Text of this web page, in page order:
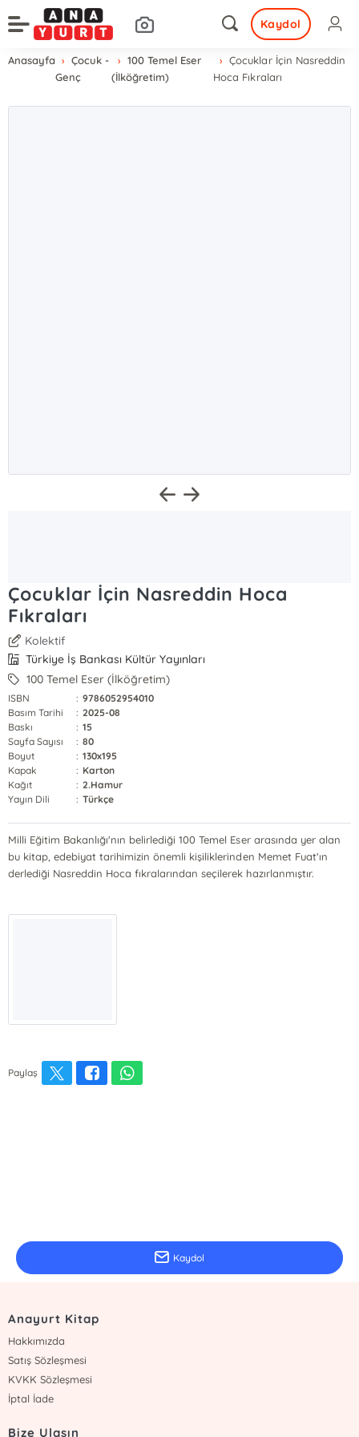
Kaydol
Anasayfa
Çocuk -
Genç
100 Temel Eser
(İlköğretim)
Çocuklar İçin Nasreddin
Hoca Fıkraları
Çocuklar İçin Nasreddin Hoca
Fıkraları
Kolektif
Türkiye İş Bankası Kültür Yayınları
100 Temel Eser (İlköğretim)
ISBN : 9786052954010
Basım Tarihi
: 2025-08
Baskı
: 15
Sayfa Sayısı
: 80
Boyut
: 130x195
Kapak
: Karton
Kağıt
: 2.Hamur
Yayın Dili
: Türkçe
Milli Eğitim Bakanlığı'nın belirlediği 100 Temel Eser arasında yer alan
bu kitap, edebiyat tarihimizin önemli kişiliklerinden Memet Fuat'ın
derlediği Nasreddin Hoca fıkralarından seçilerek hazırlanmıştır.
Paylaş
Kaydol
Anayurt Kitap
Hakkımızda
Satış Sözleşmesi
KVKK Sözleşmesi
İptal İade
Bize Ulaşın